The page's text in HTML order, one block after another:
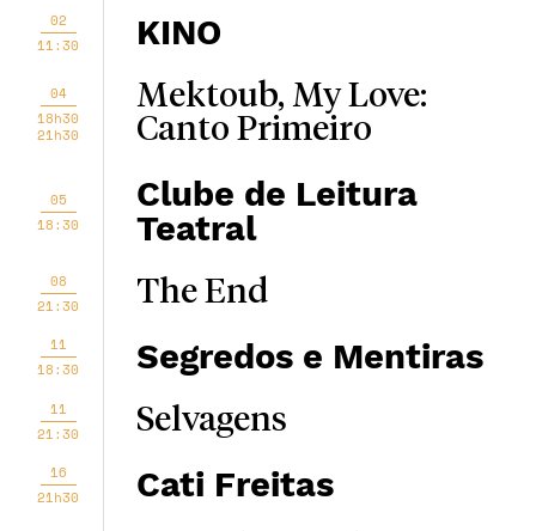
02
11:30
KINO
04
18h30
21h30
Mektoub, My Love:
Canto Primeiro
05
18:30
Clube de Leitura
Teatral
08
21:30
The End
11
18:30
Segredos e Mentiras
11
21:30
Selvagens
16
21h30
Cati Freitas